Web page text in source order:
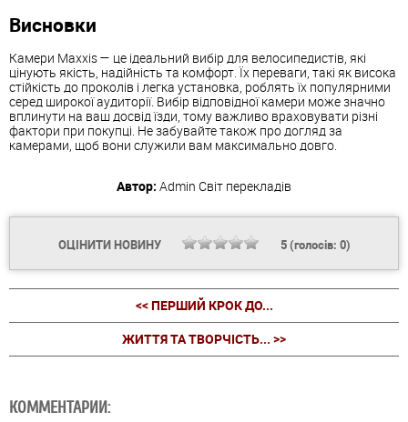
Висновки
Камери Maxxis — це ідеальний вибір для велосипедистів, які
цінують якість, надійність та комфорт. Їх переваги, такі як висока
стійкість до проколів і легка установка, роблять їх популярними
серед широкої аудиторії. Вибір відповідної камери може значно
вплинути на ваш досвід їзди, тому важливо враховувати різні
фактори при покупці. Не забувайте також про догляд за
камерами, щоб вони служили вам максимально довго.
Автор: Admin Світ перекладів
ОЦІНИТИ НОВИНУ 5(голосів: 0)
<< ПЕРШИЙ КРОК ДО...
ЖИТТЯ ТА ТВОРЧІСТЬ... >>
КОММЕНТАРИИ: